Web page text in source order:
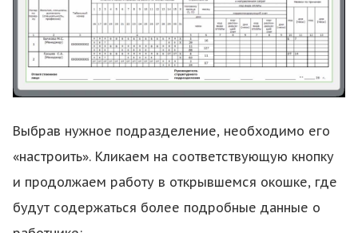
Выбрав нужное подразделение, необходимо его
«настроить». Кликаем на соответствующую кнопку
и продолжаем работу в открывшемся окошке, где
будут содержаться более подробные данные о